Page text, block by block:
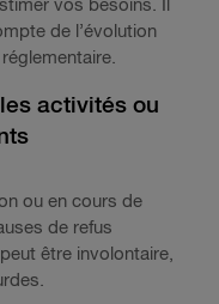
vos besoins. Il
de l’évolution
activités ou
ou en cours de
de refus
être involontaire,